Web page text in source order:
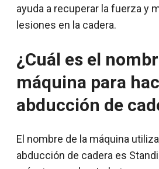
ayuda a recuperar la fuerza y
lesiones en la cadera.
¿Cuál es el
máquina para
abducción de
El nombre de la máquina
abducción de cadera es